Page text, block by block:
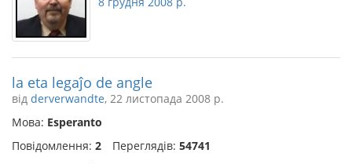
la eta legaĵo de angle
від derverwandte, 22 листопада 2008 р.
Мова: Esperanto
Повідомлення: 2 Переглядів: 54741